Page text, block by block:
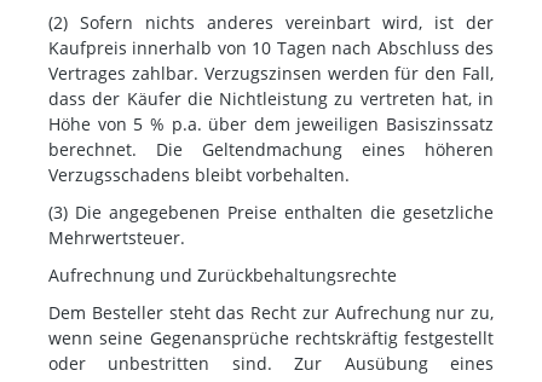
(2) Sofern nichts anderes vereinbart wird, ist der
Kaufpreis innerhalb von 10 Tagen nach Abschluss des
Vertrages zahlbar. Verzugszinsen werden für den Fall,
dass der Käufer die Nichtleistung zu vertreten hat, in
Höhe von 5 % p.a. über dem jeweiligen Basiszinssatz
berechnet. Die Geltendmachung eines höheren
Verzugsschadens bleibt vorbehalten.
(3) Die angegebenen Preise enthalten die gesetzliche
Mehrwertsteuer.
Aufrechnung und Zurückbehaltungsrechte
Dem Besteller steht das Recht zur Aufrechung nur zu,
wenn seine Gegenansprüche rechtskräftig festgestellt
oder unbestritten sind. Zur Ausübung eines